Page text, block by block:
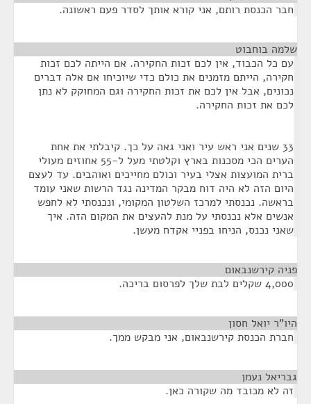
חבר הכנסת רותם, אני קורא אותך לסדר פעם ראשונה.
שלמה בוחבוט
עם כל הכבוד, אין לכם זכות החקירה. אם הייתה לכם זכות
חקירה, הייתם מזמנים את כולם כדי שיוכיחו אם אלה דברים
נכונים, אבל אין לכם את זכות החקירה וגם המחוקק לא נתן
לכם את זכות החקירה.
33 שנים אני ראש עיר ואני גאה על כך. קיבלתי את אחת
הערים הכי מסכנות בארץ וקלטתי מעל ל-55 אחוזים מעולי
ברית המועצות אצלי בעיר וכולם מחייכים ואוהבים. עד לעצם
היום הזה לא היה דוח מבקר המדינה נגד הרשות שאני עומד
בראשה. נכנסתי למרכז השלטון המקומי, ונכנסתי לא לחפש
אנשים אלא נכנסתי על מנת להעצים את המקום הזה. איך
שאני נכנס, הניחו בפניי אקדח מעשן.
פניה קירשנבאום
4,000 שקלים לבת שלך לפרסום בריכה.
היו"ר יואל חסון
חברת הכנסת קירשנבאום, אני מבקש ממך.
גבריאל נעמן
זה לא מכובד מה שקורה כאן.